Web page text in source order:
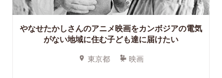
やなせたかしさんのアニメ映画をカンボジアの電気
がない地域に住む子ども達に届けたい
東京都 映画